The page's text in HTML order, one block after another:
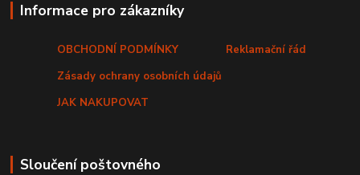
Informace pro zákazníky
OBCHODNÍ PODMÍNKY
Reklamační řád
Zásady ochrany osobních údajů
JAK NAKUPOVAT
Sloučení poštovného